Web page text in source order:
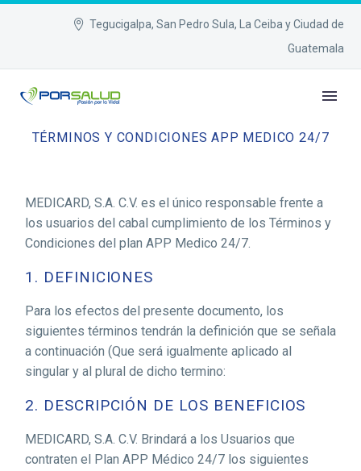
Tegucigalpa, San Pedro Sula, La Ceiba y Ciudad de
Guatemala
TÉRMINOS Y CONDICIONES APP MEDICO 24/7
MEDICARD, S.A. C.V. es el único responsable frente a
los usuarios del cabal cumplimiento de los Términos y
Condiciones del plan APP Medico 24/7.
1. DEFINICIONES
Para los efectos del presente documento, los
siguientes términos tendrán la definición que se señala
a continuación (Que será igualmente aplicado al
singular y al plural de dicho termino:
2. DESCRIPCIÓN DE LOS BENEFICIOS
MEDICARD, S.A. C.V. Brindará a los Usuarios que
contraten el Plan APP Médico 24/7 los siguientes